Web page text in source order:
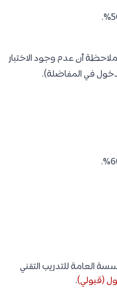
ملاحظة أن عدم وجود الاختبار
في المفاضلة).
العامة للتدريب التقني
(قبولي).